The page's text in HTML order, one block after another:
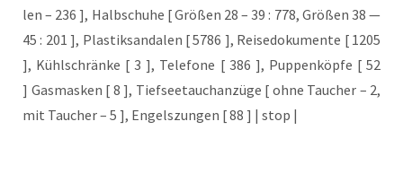
len – 236 ], Halb­schu­he [ Grö­ßen 28 – 39 : 778, Grö­ßen 38 —
45 : 201 ], Plas­tik­san­da­len [ 5786 ], Rei­se­do­ku­men­te [ 1205
], Kühl­schrän­ke [ 3 ], Tele­fo­ne [ 386 ], Pup­pen­köp­fe [ 52
] Gas­mas­ken [ 8 ], Tief­see­tauch­an­zü­ge [ ohne Tau­cher – 2,
mit Tau­cher – 5 ], Engels­zun­gen [ 88 ] | stop |